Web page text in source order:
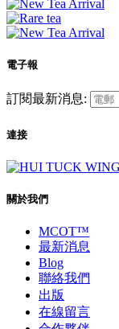
電子報
訂閱最新消息:
連接
關於我們
MCOT™
最新消息
Blog
聯絡我們
出版
在線留言